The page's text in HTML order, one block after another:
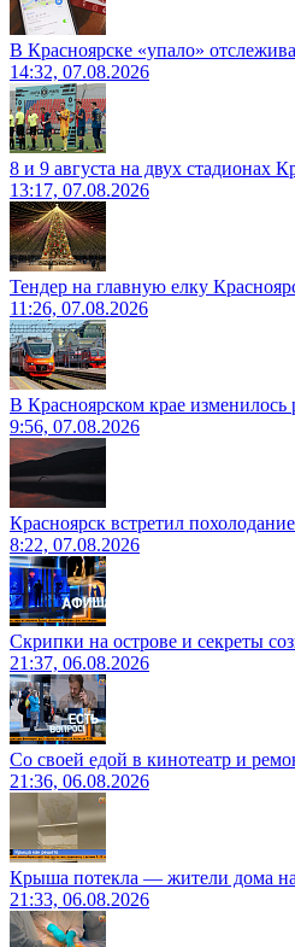
В Красноярске «упало»
14:32, 07.08.2026
8 и 9 августа на двух стадионах
13:17, 07.08.2026
Тендер на главную елку
11:26, 07.08.2026
В Красноярском крае изменилось
9:56, 07.08.2026
Красноярск встретил
8:22, 07.08.2026
Скрипки на острове и секреты
21:37, 06.08.2026
Со своей едой в кинотеатр и
21:36, 06.08.2026
Крыша потекла — жители дома на
21:33, 06.08.2026